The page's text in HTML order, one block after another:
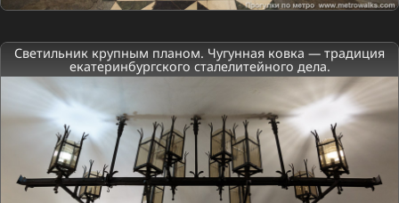
Светильник крупным планом. Чугунная ковка — традиция
екатеринбургского сталелитейного дела.